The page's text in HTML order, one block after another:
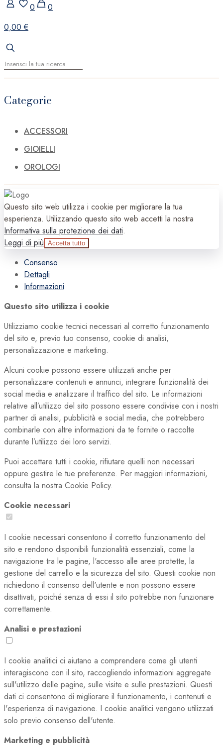
0
0
0,00 €
Categorie
ACCESSORI
GIOIELLI
OROLOGI
Questo sito web utilizza i cookie per migliorare la tua
esperienza. Utilizzando questo sito web accetti la nostra
Informativa sulla protezione dei dati.
Leggi di più Accetta tutto
Consenso
Dettagli
Informazioni
Questo sito utilizza i cookie
Utilizziamo cookie tecnici necessari al corretto funzionamento
del sito e, previo tuo consenso, cookie di analisi,
personalizzazione e marketing.
Alcuni cookie possono essere utilizzati anche per
personalizzare contenuti e annunci, integrare funzionalità dei
social media e analizzare il traffico del sito. Le informazioni
relative all’utilizzo del sito possono essere condivise con i nostri
partner di analisi, pubblicità e social media, che potrebbero
combinarle con altre informazioni da te fornite o raccolte
durante l’utilizzo dei loro servizi.
Puoi accettare tutti i cookie, rifiutare quelli non necessari
oppure gestire le tue preferenze. Per maggiori informazioni,
consulta la nostra Cookie Policy.
Cookie necessari
I cookie necessari consentono il corretto funzionamento del
sito e rendono disponibili funzionalità essenziali, come la
navigazione tra le pagine, l'accesso alle aree protette, la
gestione del carrello e la sicurezza del sito. Questi cookie non
richiedono il consenso dell'utente e non possono essere
disattivati, poiché senza di essi il sito potrebbe non funzionare
correttamente.
Analisi e prestazioni
I cookie analitici ci aiutano a comprendere come gli utenti
interagiscono con il sito, raccogliendo informazioni aggregate
sull'utilizzo delle pagine, sulle visite e sulle prestazioni. Questi
dati ci consentono di migliorare il funzionamento, i contenuti e
l'esperienza di navigazione. I cookie analitici vengono utilizzati
solo previo consenso dell'utente.
Marketing e pubblicità